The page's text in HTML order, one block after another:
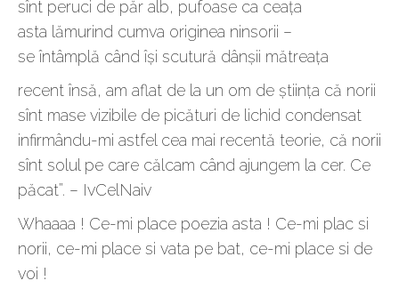
sînt peruci de păr alb, pufoase ca ceaţa
asta lămurind cumva originea ninsorii –
se întâmplă când îşi scutură dânşii mătreaţa
recent însă, am aflat de la un om de ştiinţa că norii
sînt mase vizibile de picături de lichid condensat
infirmându-mi astfel cea mai recentă teorie, că norii
sînt solul pe care călcam când ajungem la cer. Ce
păcat”. – IvCelNaiv
Whaaaa ! Ce-mi place poezia asta ! Ce-mi plac si
norii, ce-mi place si vata pe bat, ce-mi place si de
voi !